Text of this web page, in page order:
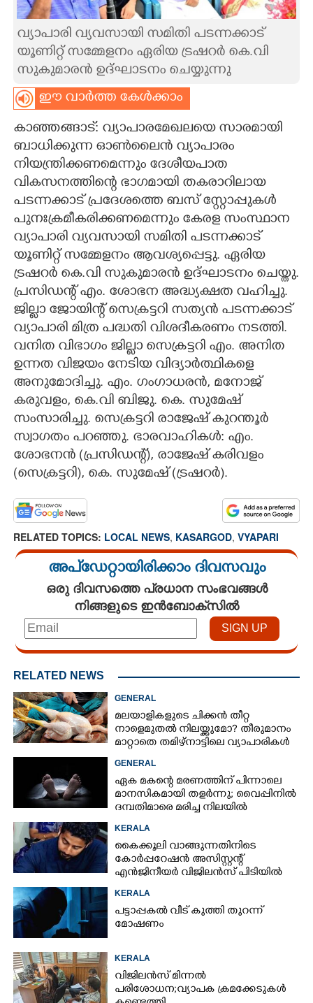
ART
ASTRO
CARTOONS
LITERATURE
ZOOM
വ്യാപാരി വ്യവസായി സമിതി പടന്നക്കാട്
യൂണിറ്റ് സമ്മേളനം ഏരിയ ട്രഷറർ കെ.വി
സുകുമാരൻ ഉദ്ഘാടനം ചെയ്യുന്നു
ഈ വാർത്ത കേൾക്കാം
കാഞ്ഞങ്ങാട്: വ്യാപാരമേഖലയെ സാരമായി
ബാധിക്കുന്ന ഓൺലൈൻ വ്യാപാരം
നിയന്ത്രിക്കണമെന്നും ദേശീയപാത
വികസനത്തിന്റെ ഭാഗമായി തകരാറിലായ
പടന്നക്കാട് പ്രദേശത്തെ ബസ് സ്റ്റോപ്പുകൾ
പുനഃക്രമീകരിക്കണമെന്നും കേരള സംസ്ഥാന
വ്യാപാരി വ്യവസായി സമിതി പടന്നക്കാട്
യൂണിറ്റ് സമ്മേളനം ആവശ്യപ്പെട്ടു. ഏരിയ
ട്രഷറർ കെ.വി സുകുമാരൻ ഉദ്ഘാടനം ചെയ്തു.
പ്രസിഡന്റ് എം. ശോഭന അദ്ധ്യക്ഷത വഹിച്ചു.
ജില്ലാ ജോയിന്റ് സെക്രട്ടറി സത്യൻ പടന്നക്കാട്
വ്യാപാരി മിത്ര പദ്ധതി വിശദീകരണം നടത്തി.
വനിത വിഭാഗം ജില്ലാ സെക്രട്ടറി എം. അനിത
ഉന്നത വിജയം നേടിയ വിദ്യാർത്ഥികളെ
അനുമോദിച്ചു. എം. ഗംഗാധരൻ, മനോജ്
കരുവളം, കെ.വി ബിജു. കെ. സുമേഷ്
സംസാരിച്ചു. സെക്രട്ടറി രാജേഷ് കുറന്തൂർ
സ്വാഗതം പറഞ്ഞു. ഭാരവാഹികൾ: എം.
ശോഭനൻ (പ്രസിഡന്റ്), രാജേഷ് കരിവളം
(സെക്രട്ടറി), കെ. സുമേഷ് (ട്രഷറർ).
RELATED TOPICS: LOCAL NEWS, KASARGOD, VYAPARI
അപ്ഡേറ്റായിരിക്കാം ദിവസവും
ഒരു ദിവസത്തെ പ്രധാന സംഭവങ്ങൾ
നിങ്ങളുടെ ഇൻബോക്സിൽ
RELATED NEWS
GENERAL
മലയാളികളുടെ ചിക്കൻ തീറ്റ
നാളെമുതൽ നിലയ്ക്കുമോ? തീരുമാനം
മാറ്റാതെ തമിഴ്നാട്ടിലെ വ്യാപാരികൾ
GENERAL
ഏക മകന്റെ മരണത്തിന് പിന്നാലെ
മാനസികമായി തളർന്നു; വൈപ്പിനിൽ
ദമ്പതിമാരെ മരിച്ച നിലയിൽ
KERALA
കൈക്കൂലി വാങ്ങുന്നതിനിടെ
കോർപ്പറേഷൻ അസിസ്റ്റന്റ്
എൻജിനീയർ വിജിലൻസ് പിടിയിൽ
KERALA
പട്ടാപ്പകൽ വീട് കുത്തി തുറന്ന്
മോഷണം
KERALA
വിജിലൻസ് മിന്നൽ
പരിശോധന; വ്യാപക ക്രമക്കേടുകൾ